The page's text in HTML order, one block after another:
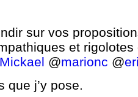
sur vos
et rigolotes
Mickael @marionc @
que j’y pose.